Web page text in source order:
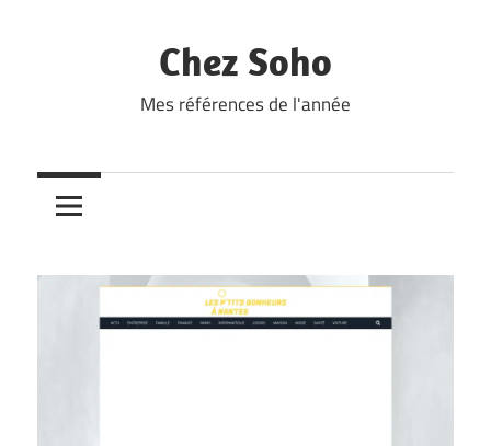
Chez Soho
Mes références de l'année